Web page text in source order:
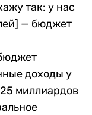
так: у нас
— бюджет
доходы у
миллиардов